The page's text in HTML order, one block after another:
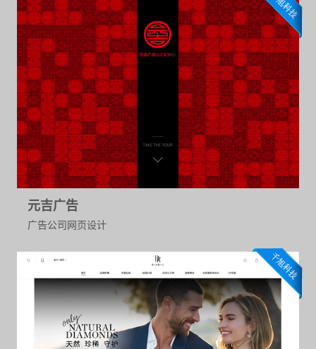
元吉广告
广告公司网页设计